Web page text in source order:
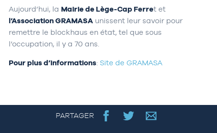
Aujourd’hui, la Mairie de Lège-Cap Ferret et
l’Association GRAMASA unissent leur savoir pour
remettre le blockhaus en état, tel que sous
l’occupation, il y a 70 ans.
Pour plus d’informations: Site de GRAMASA
PARTAGER